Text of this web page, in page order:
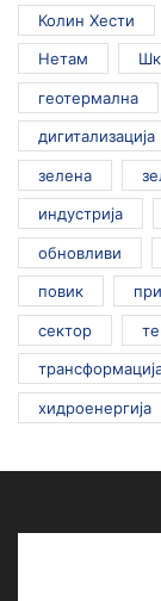
Колин Хести
Нетам
геотермална
дигитализација
зелена
индустрија
обновливи
повик
сектор
хидроенергија